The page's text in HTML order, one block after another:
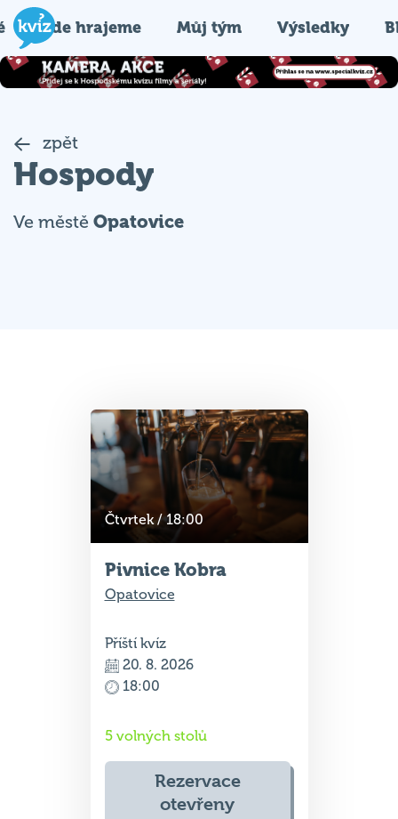
Kde hrajeme Můj tým Výsledky
zpět
Hospody
Ve městě Opatovice
Čtvrtek / 18:00
Pivnice Kobra
Opatovice
Příští kvíz
20. 8. 2026
18:00
5 volných stolů
Rezervace
otevřeny